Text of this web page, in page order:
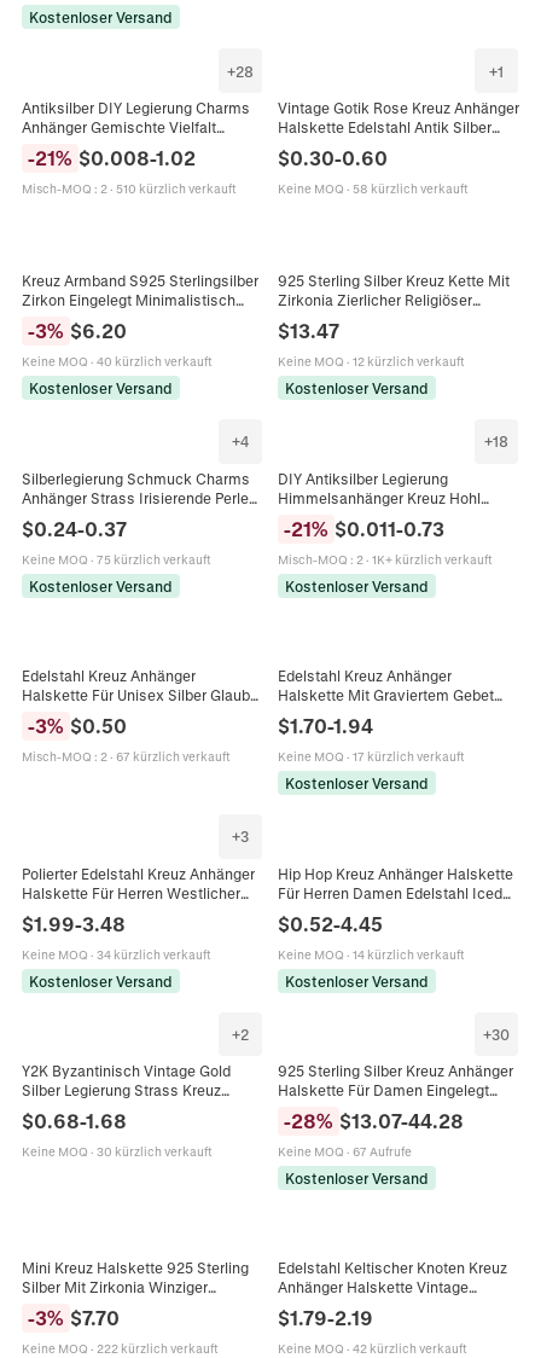
Kostenloser Versand
+28
Antiksilber DIY Legierung Charms
Anhänger Gemischte Vielfalt
Vintage Schmuckherstellung Für
Halskette Armband
Schlüsselanhänger Kreuz Herz
-21% $0.008-1.02
Misch-MOQ : 2· 510 kürzlich verkauft
+1
Vintage Gotik Rose Kreuz Anhänger
Halskette Edelstahl Antik Silber
Schmuck Für Damen Herren Retro
Punk Stil Accessoire
$0.30-0.60
Keine MOQ · 58 kürzlich verkauft
Kreuz Armband S925 Sterlingsilber
Zirkon Eingelegt Minimalistisch
Zierlich Verstellbar Kette Schmuck
Für Frauen Elegant
-3% $6.20
Keine MOQ · 40 kürzlich verkauft
Kostenloser Versand
925 Sterling Silber Kreuz Kette Mit
Zirkonia Zierlicher Religiöser
Anhänger Minimalistischer
Schmuck Für Damen
$13.47
Keine MOQ · 12 kürzlich verkauft
Kostenloser Versand
+4
Silberlegierung Schmuck Charms
Anhänger Strass Irisierende Perle
DIY Halskette Armband Herstellung
Süßer Ätherischer Stil
$0.24-0.37
Keine MOQ · 75 kürzlich verkauft
Kostenloser Versand
+18
DIY Antiksilber Legierung
Himmelsanhänger Kreuz Hohl
Halskette Armband
Schmuckherstellung Zubehör
-21% $0.011-0.73
Misch-MOQ : 2· 1K+ kürzlich verkauft
Kostenloser Versand
Edelstahl Kreuz Anhänger
Halskette Für Unisex Silber Glaube
Herz Buchstabe Anhänger Religiös
Täglich Mode Schmuck
Geschenke
-3% $0.50
Misch-MOQ : 2· 67 kürzlich verkauft
Edelstahl Kreuz Anhänger
Halskette Mit Graviertem Gebet
Religiöser Schmuck Für Herren
Damen Gold Silber Schwarz Box
Kette
$1.70-1.94
Keine MOQ · 17 kürzlich verkauft
Kostenloser Versand
+3
Polierter Edelstahl Kreuz Anhänger
Halskette Für Herren Westlicher
Schmuck Geschenk Schwarz Gold
Silber
$1.99-3.48
Keine MOQ · 34 kürzlich verkauft
Kostenloser Versand
Hip Hop Kreuz Anhänger Halskette
Für Herren Damen Edelstahl Iced
Plattiert Schmuck Geschenk
$0.52-4.45
Keine MOQ · 14 kürzlich verkauft
Kostenloser Versand
+2
Y2K Byzantinisch Vintage Gold
Silber Legierung Strass Kreuz
Finger Armband Für Damen
Religiöse Medaillon Sklaven
Handkette Schmuck
$0.68-1.68
Keine MOQ · 30 kürzlich verkauft
+30
925 Sterling Silber Kreuz Anhänger
Halskette Für Damen Eingelegt
Moissanit Pave Schlüsselbein
Kette Elegant Raffinierter Schmuck
Geschenk
-28% $13.07-44.28
Keine MOQ · 67 Aufrufe
Kostenloser Versand
Mini Kreuz Halskette 925 Sterling
Silber Mit Zirkonia Winziger
Zierlicher Anhänger Eleganter
Minimalistischer Schmuck
-3% $7.70
Keine MOQ · 222 kürzlich verkauft
Edelstahl Keltischer Knoten Kreuz
Anhänger Halskette Vintage
Religiöser Mode Schmuck Für
Herren Damen Gold Silber Schwarz
Ketten
$1.79-2.19
Keine MOQ · 42 kürzlich verkauft